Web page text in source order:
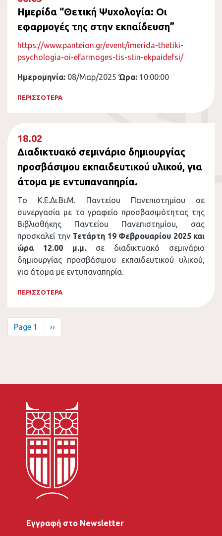
Ημερίδα “Θετική Ψυχολογία: Οι
εφαρμογές της στην εκπαίδευση”
https://www.panteion.gr/event/imerida-thetiki-
psychologia-oi-efarmoges-tis-stin-ekpaidefsi/
Ημερομηνία: 08/Μαρ/2025 Ώρα: 10:00:00
ΠΕΡΙΣΣΟΤΕΡΑ
18.02
Διαδικτυακό σεμινάριο δημιουργίας
προσβάσιμου εκπαιδευτικού υλικού, για
άτομα με εντυπαναπηρία.
Το Κ.Ε.Δι.Βι.Μ. Παντείου Πανεπιστημίου σε
συνεργασία με το γραφείο προσβασιμότητας της
Βιβλιοθήκης Παντείου Πανεπιστημίου, σας
προσκαλεί την Τετάρτη 19 Φεβρουαρίου 2025 και
ώρα 12.00 μ.μ. σε διαδικτυακό σεμινάριο
δημιουργίας προσβάσιμου εκπαιδευτικού υλικού,
για άτομα με εντυπαναπηρία.
ΠΕΡΙΣΣΟΤΕΡΑ
Σελιδοποίηση
Page 1
Next
page
››
Εγγραφή στο Newsletter